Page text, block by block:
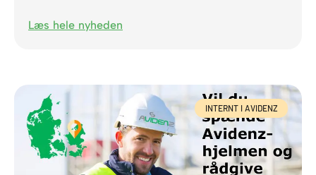
Læs hele nyheden
INTERNT I AVIDENZ